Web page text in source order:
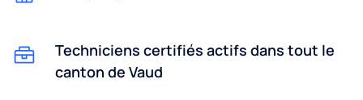
Techniciens certifiés actifs dans tout le
canton de Vaud